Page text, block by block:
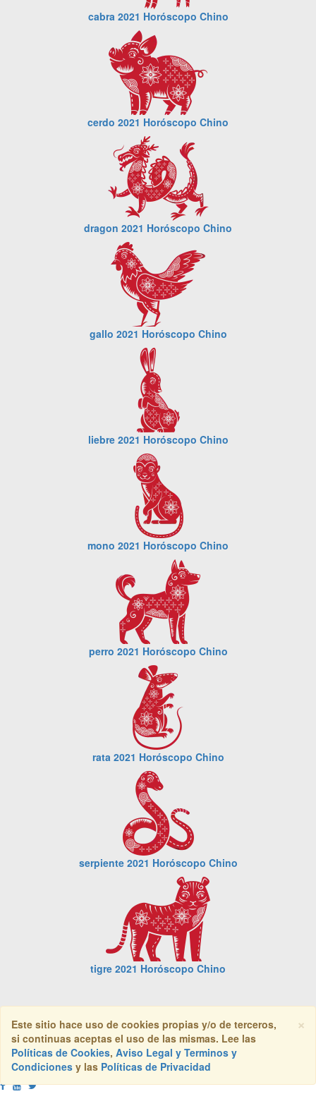
×
Este sitio hace uso de cookies propias y/o de terceros,
si continuas aceptas el uso de las mismas. Lee las
Políticas de Cookies, Aviso Legal y Terminos y
Condiciones y las Políticas de Privacidad
cabra 2021 Horóscopo Chino
cerdo 2021 Horóscopo Chino
dragon 2021 Horóscopo Chino
gallo 2021 Horóscopo Chino
liebre 2021 Horóscopo Chino
mono 2021 Horóscopo Chino
perro 2021 Horóscopo Chino
rata 2021 Horóscopo Chino
serpiente 2021 Horóscopo Chino
tigre 2021 Horóscopo Chino
Horóscopos del dia